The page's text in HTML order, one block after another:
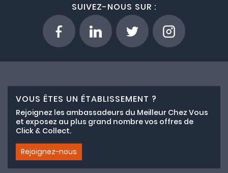
SUIVEZ-NOUS SUR :
VOUS ÊTES UN ÉTABLISSEMENT ?
Rejoignez les ambassadeurs du Meilleur Chez Vous
et exposez au plus grand nombre vos offres de
Click & Collect.
Rejoignez-nous